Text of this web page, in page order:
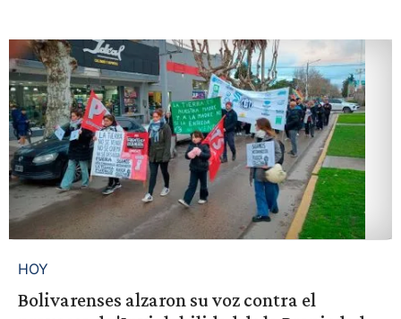
HOY
Bolivarenses alzaron su voz contra el